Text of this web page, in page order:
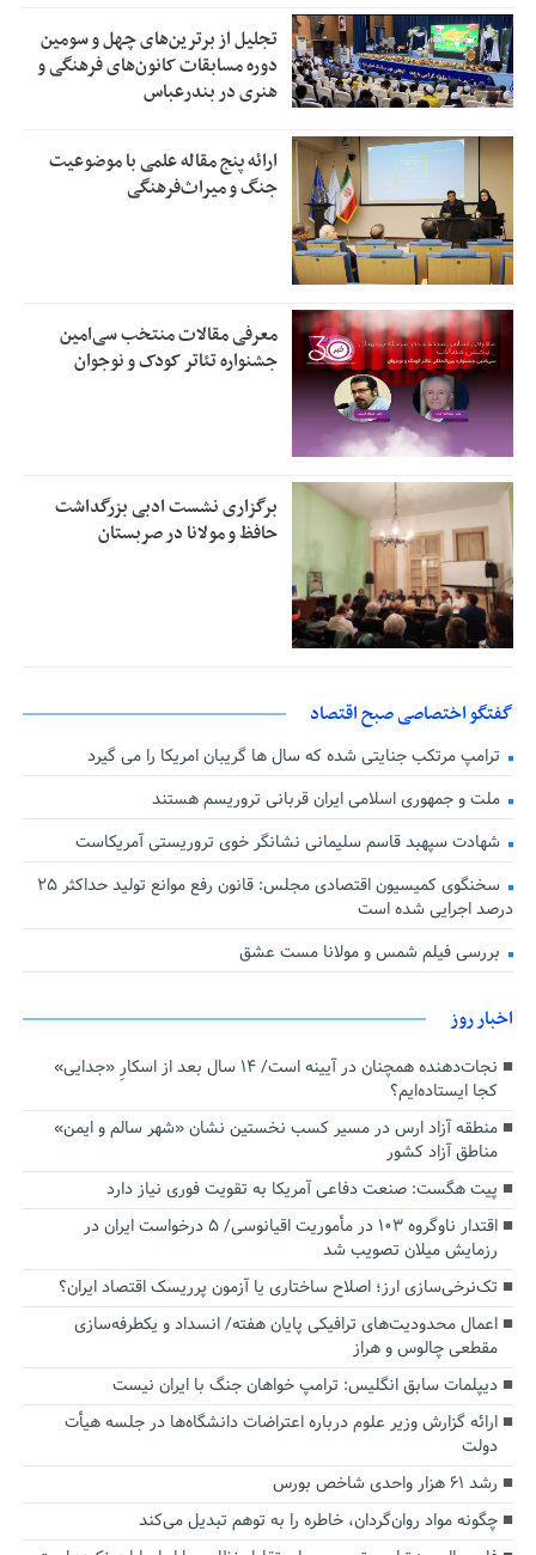
تجلیل از بر‌ترین‌های چهل و سومین
دوره مسابقات کانون‌های فرهنگی و
هنری در بندرعباس
ارائه پنج مقاله علمی با موضوعیت
جنگ و میراث‌فرهنگی
معرفی مقالات منتخب سی‌امین
جشنواره تئاتر کودک و نوجوان
برگزاری نشست ادبی بزرگداشت
حافظ و مولانا در صربستان
گفتگو اختصاصی صبح اقتصاد
ترامپ مرتکب جنایتی شده که سال ها گریبان امریکا را می گیرد
ملت و جمهوری اسلامی ایران قربانی تروریسم هستند
شهادت سپهبد قاسم سلیمانی نشانگر خوی تروریستی آمریکاست
سخنگوی کمیسیون اقتصادی مجلس: قانون رفع موانع تولید حداکثر ۲۵
درصد اجرایی شده است
بررسی فیلم شمس و مولانا مست عشق
اخبار روز
نجات‌دهنده‌ همچنان در آیینه است/ ۱۴ سال بعد از اسکارِ «جدایی»
کجا ایستاده‌ایم؟
منطقه آزاد ارس در مسیر کسب نخستین نشان «شهر سالم و ایمن»
مناطق آزاد کشور
پیت هگست: صنعت دفاعی آمریکا به تقویت فوری نیاز دارد
اقتدار ناوگروه ۱۰۳ در مأموریت‌ اقیانوسی/ ۵ درخواست ایران در
رزمایش میلان تصویب شد
تک‌نرخی‌سازی ارز؛ اصلاح ساختاری یا آزمون پرریسک اقتصاد ایران؟
اعمال محدودیت‌های ترافیکی پایان هفته/ انسداد و یکطرفه‌سازی
مقطعی چالوس و هراز
دیپلمات سابق انگلیس:‌ ترامپ خواهان جنگ با ایران نیست
ارائه گزارش وزیر علوم درباره اعتراضات دانشگاه‌ها در جلسه هیأت
دولت
رشد ۶۱ هزار واحدی شاخص بورس
چگونه مواد روان‌گردان، خاطره را به توهم تبدیل می‌کند